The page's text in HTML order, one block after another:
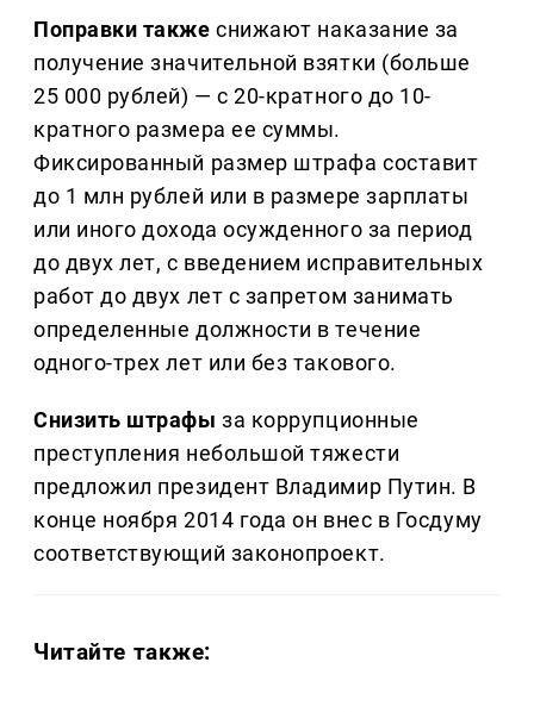
Поправки также снижают наказание за
получение значительной взятки (больше
25 000 рублей) — с 20-кратного до 10-
кратного размера ее суммы.
Фиксированный размер штрафа составит
до 1 млн рублей или в размере зарплаты
или иного дохода осужденного за период
до двух лет, с введением исправительных
работ до двух лет с запретом занимать
определенные должности в течение
одного-трех лет или без такового.
Снизить штрафы за коррупционные
преступления небольшой тяжести
предложил президент Владимир Путин. В
конце ноября 2014 года он внес в Госдуму
соответствующий законопроект.
Читайте также: